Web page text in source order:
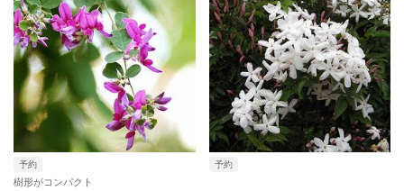
予約
樹形がコンパクト
予約